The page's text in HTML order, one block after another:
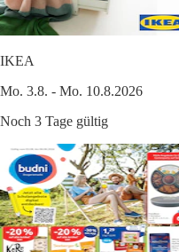
IKEA
Mo. 3.8. - Mo. 10.8.2026
Noch 3 Tage gültig